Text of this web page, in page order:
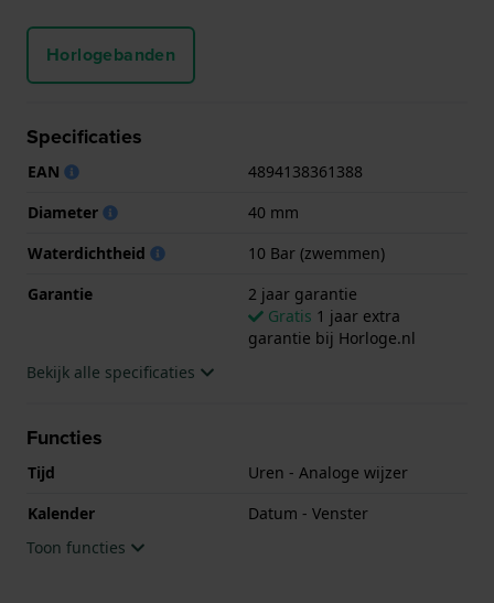
Horlogebanden
Specificaties
EAN
4894138361388
Diameter
40 mm
Waterdichtheid
10 Bar (zwemmen)
Garantie
2 jaar garantie
Gratis 1 jaar extra
garantie bij Horloge.nl
Bekijk alle specificaties
Functies
Tijd
Uren - Analoge wijzer
Kalender
Datum - Venster
Toon functies